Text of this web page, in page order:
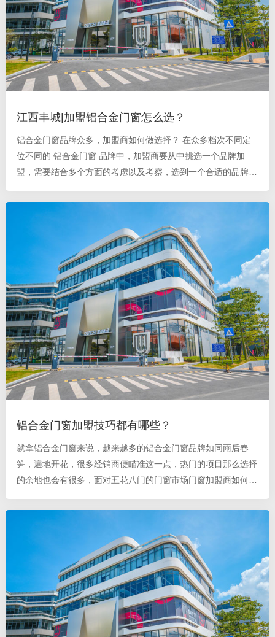
江西丰城|加盟铝合金门窗怎么选？
铝合金门窗品牌众多，加盟商如何做选择？ 在众多档次不同定
位不同的 铝合金门窗 品牌中，加盟商要从中挑选一个品牌加
盟，需要结合多个方面的考虑以及考察，选到一个合适的品牌是
想做门窗加盟，加盟商如
铝合金门窗加盟技巧都有哪些？
就拿铝合金门窗来说，越来越多的铝合金门窗品牌如同雨后春
笋，遍地开花，很多经销商便瞄准这一点，热门的项目那么选择
的余地也会有很多，面对五花八门的门窗市场门窗加盟商如何选
单说说这几个需要比较